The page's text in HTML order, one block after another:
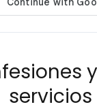
servicios